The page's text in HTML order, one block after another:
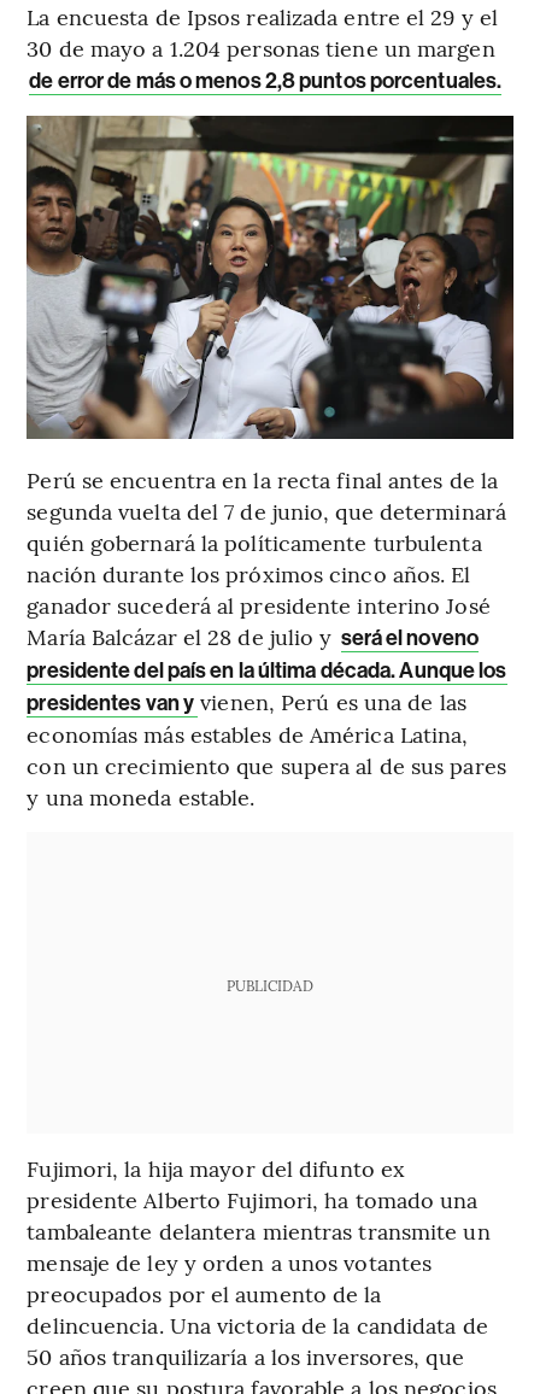
La encuesta de Ipsos realizada entre el 29 y el
30 de mayo a 1.204 personas tiene un margen
de error de más o menos 2,8 puntos porcentuales.
Perú se encuentra en la recta final antes de la
segunda vuelta del 7 de junio, que determinará
quién gobernará la políticamente turbulenta
nación durante los próximos cinco años. El
ganador sucederá al presidente interino José
María Balcázar el 28 de julio y será el noveno
presidente del país en la última década. Aunque los
presidentes van y vienen, Perú es una de las
economías más estables de América Latina,
con un crecimiento que supera al de sus pares
y una moneda estable.
PUBLICIDAD
Fujimori, la hija mayor del difunto ex
presidente Alberto Fujimori, ha tomado una
tambaleante delantera mientras transmite un
mensaje de ley y orden a unos votantes
preocupados por el aumento de la
delincuencia. Una victoria de la candidata de
50 años tranquilizaría a los inversores, que
creen que su postura favorable a los negocios